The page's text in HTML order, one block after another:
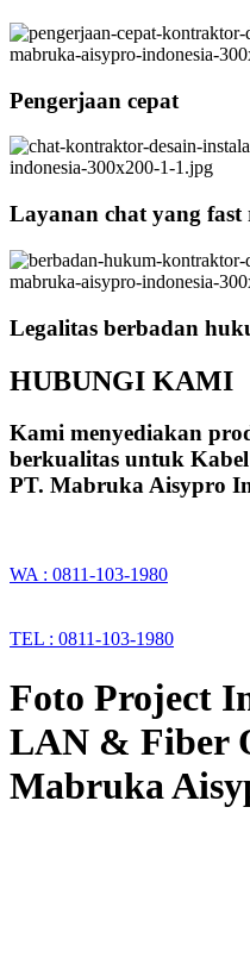
Pengerjaan cepat
Layanan chat yang fast
Legalitas berbadan
HUBUNGI KAMI
Kami menyediakan
berkualitas untuk
PT. Mabruka Aisypro
WA : 0811-103-1980
TEL : 0811-103-1980
Foto Project
LAN & Fiber
Mabruka